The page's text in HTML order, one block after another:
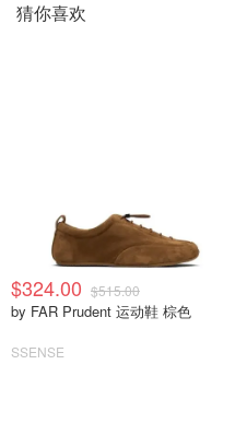
猜你喜欢
$324.00 $515.00
by FAR Prudent 运动鞋 棕色
SSENSE